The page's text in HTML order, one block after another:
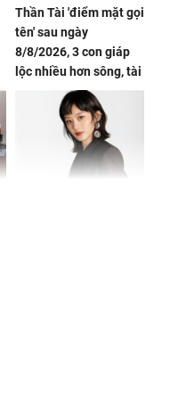
Thần Tài 'điểm mặt gọi
tên' sau ngày
8/8/2026, 3 con giáp
lộc nhiều hơn sông, tài
vận sáng như trăng
Rằm, chính thức hết